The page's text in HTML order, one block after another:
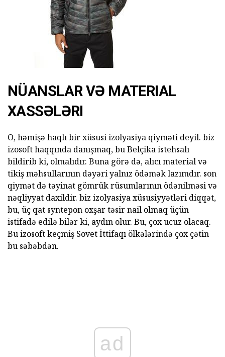
NÜANSLAR VƏ MATERIAL
XASSƏLƏRI
O, həmişə haqlı bir xüsusi izolyasiya qiyməti deyil. biz
izosoft haqqında danışmaq, bu Belçika istehsalı
bildirib ki, olmalıdır. Buna görə də, alıcı material və
tikiş məhsullarının dəyəri yalnız ödəmək lazımdır. son
qiymət də təyinat gömrük rüsumlarının ödənilməsi və
nəqliyyat daxildir. biz izolyasiya xüsusiyyətləri diqqət,
bu, üç qat syntepon oxşar təsir nail olmaq üçün
istifadə edilə bilər ki, aydın olur. Bu, çox ucuz olacaq.
Bu izosoft keçmiş Sovet İttifaqı ölkələrində çox çətin
bu səbəbdən.
ad